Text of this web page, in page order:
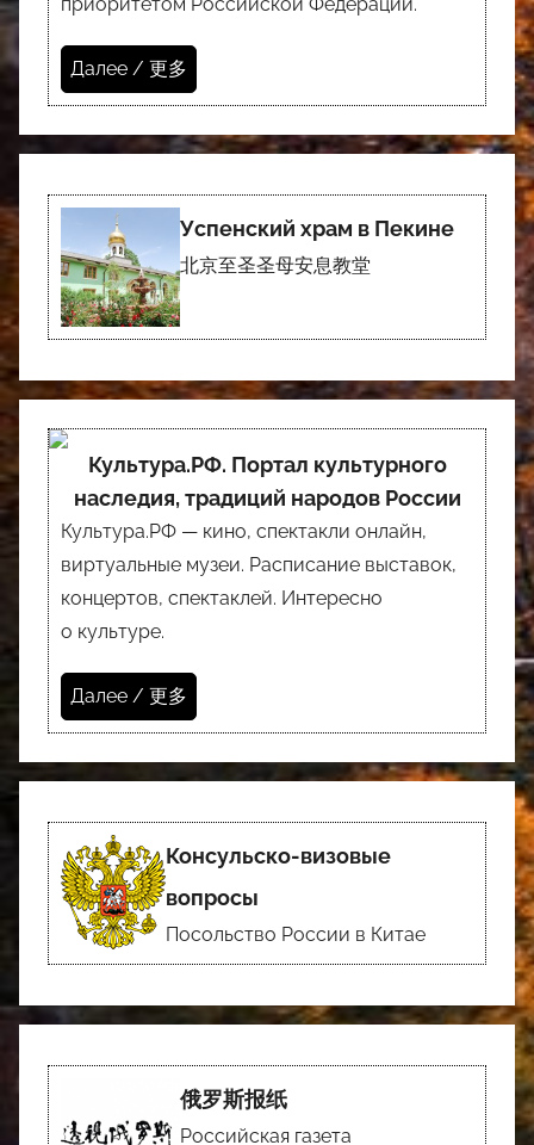
приоритетом Российской Федерации.
Далее / 更多
Успенский храм в Пекине
北京至圣圣母安息教堂
Культура.РФ. Портал культурного
наследия, традиций народов России
Культура.РФ — кино, спектакли онлайн,
виртуальные музеи. Расписание выставок,
концертов, спектаклей. Интересно
о культуре.
Далее / 更多
Консульско-визовые
вопросы
Посольство России в Китае
俄罗斯报纸
Российская газета